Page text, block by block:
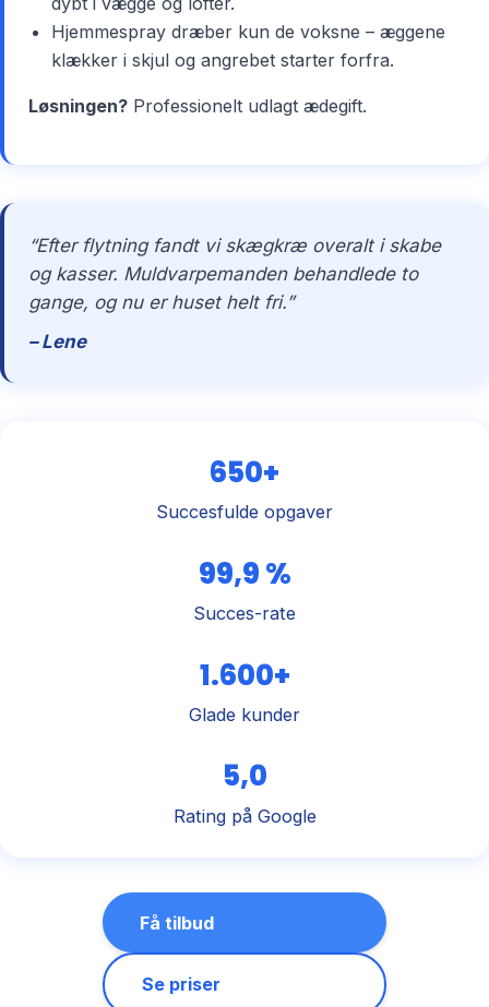
Hjemmespray dræber kun de voksne – æggene
klækker i skjul og angrebet starter forfra.
Løsningen? Professionelt udlagt ædegift.
“Efter flytning fandt vi skægkræ overalt i skabe
og kasser. Muldvarpemanden behandlede to
gange, og nu er huset helt fri.”
– Lene
650+
Succesfulde opgaver
99,9 %
Succes-rate
1.600+
Glade kunder
5,0
Rating på Google
Få tilbud
Se priser